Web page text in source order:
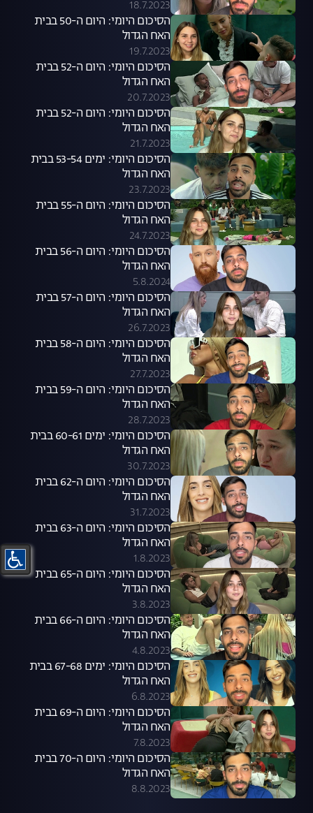
18.7.2023
הסיכום היומי: היום ה-50 בבית
האח הגדול
19.7.2023
הסיכום היומי: היום ה-52 בבית
האח הגדול
20.7.2023
הסיכום היומי: היום ה-52 בבית
האח הגדול
21.7.2023
הסיכום היומי: ימים 53-54 בבית
האח הגדול
23.7.2023
הסיכום היומי: היום ה-55 בבית
האח הגדול
24.7.2023
הסיכום היומי: היום ה-56 בבית
האח הגדול
5.8.2024
הסיכום היומי: היום ה-57 בבית
האח הגדול
26.7.2023
הסיכום היומי: היום ה-58 בבית
האח הגדול
27.7.2023
הסיכום היומי: היום ה-59 בבית
האח הגדול
28.7.2023
הסיכום היומי: ימים 60-61 בבית
האח הגדול
30.7.2023
הסיכום היומי: היום ה-62 בבית
האח הגדול
31.7.2023
הסיכום היומי: היום ה-63 בבית
האח הגדול
1.8.2023
הסיכום היומי: היום ה-65 בבית
האח הגדול
3.8.2023
הסיכום היומי: היום ה-66 בבית
האח הגדול
4.8.2023
הסיכום היומי: ימים 67-68 בבית
האח הגדול
6.8.2023
הסיכום היומי: היום ה-69 בבית
האח הגדול
7.8.2023
הסיכום היומי: היום ה-70 בבית
האח הגדול
8.8.2023